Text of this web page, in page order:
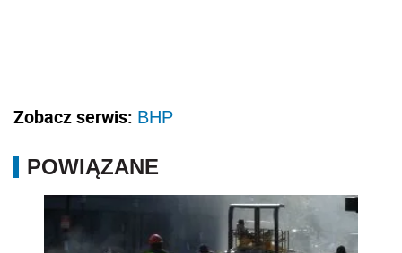
Zobacz serwis: BHP
POWIĄZANE